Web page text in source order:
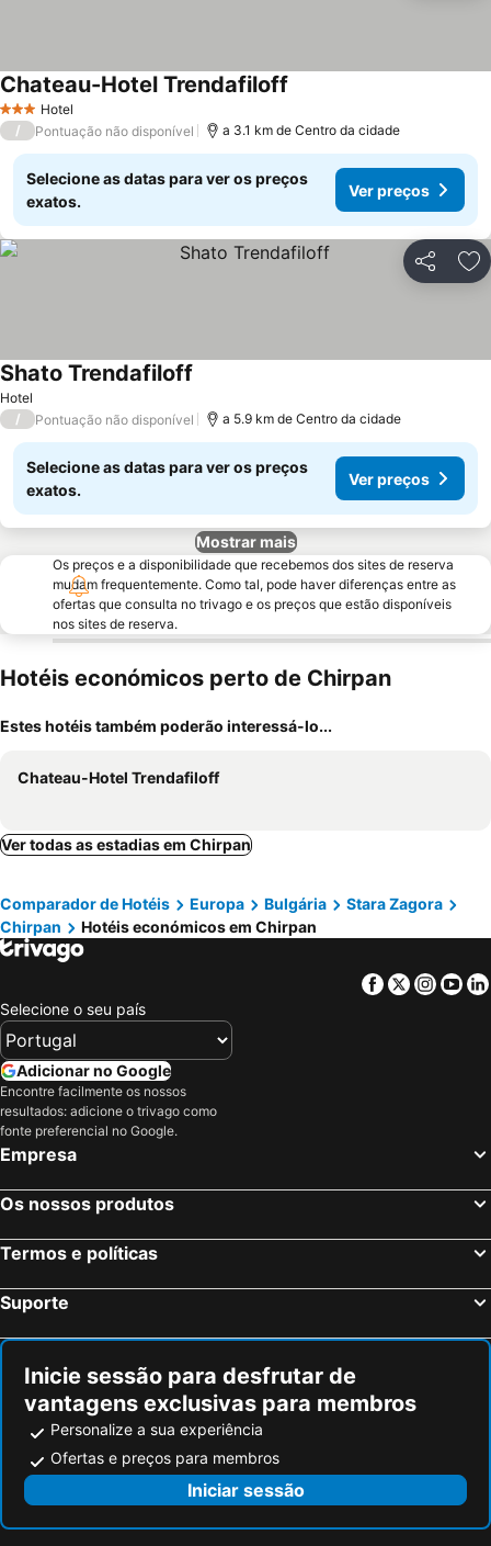
3 EstrelasHotel
Chateau-Hotel Trendafiloff
/ Pontuação não disponível a 3.1 km de Centro da cidade
Selecione as datas para ver os preços
exatos.
Ver preços
Partilhar
Hotel
Shato Trendafiloff
/ Pontuação não disponível a 5.9 km de Centro da cidade
Selecione as datas para ver os preços
exatos.
Ver preços
Mostrar mais
Os preços e a disponibilidade que recebemos dos sites de reserva
mudam frequentemente. Como tal, pode haver diferenças entre as
ofertas que consulta no trivago e os preços que estão disponíveis
nos sites de reserva.
Hotéis económicos perto de Chirpan
Estes hotéis também poderão interessá-lo...
Chateau-Hotel Trendafiloff
Ver todas as estadias em Chirpan
Comparador de Hotéis Europa Bulgária
Stara Zagora
Chirpan
Hotéis económicos em Chirpan
Facebook
Twitter
Selecione o seu país
Adicionar no Google
Encontre facilmente os nossos
resultados: adicione o trivago como
fonte preferencial no Google.
Empresa
Os nossos produtos
Termos e políticas
Suporte
Inicie sessão para desfrutar de
vantagens exclusivas para membros
Personalize a sua experiência
Ofertas e preços para membros
Iniciar sessão